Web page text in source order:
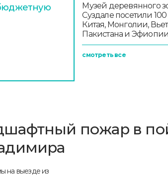
Музей деревянного
Суздале посетили 100
Китая, Монголии,
Пакистана и Эфиопии
смотреть все
пожар в